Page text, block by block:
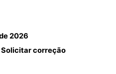
2026
Solicitar correção